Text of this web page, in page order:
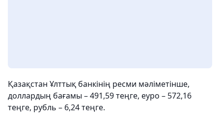
Қазақстан Ұлттық банкінің ресми мәліметінше,
доллардың бағамы – 491,59 теңге, еуро – 572,16
теңге, рубль – 6,24 теңге.